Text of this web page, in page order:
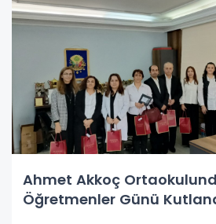
Ahmet Akkoç
Öğretmenler Günü